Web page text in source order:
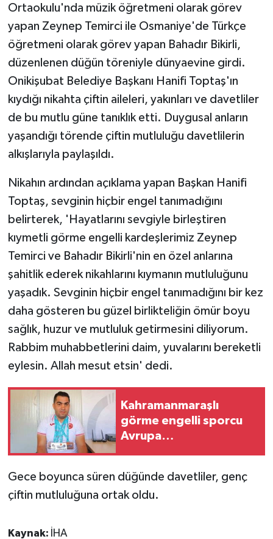
Ortaokulu'nda müzik öğretmeni olarak görev
yapan Zeynep Temirci ile Osmaniye'de Türkçe
öğretmeni olarak görev yapan Bahadır Bikirli,
düzenlenen düğün töreniyle dünyaevine girdi.
Onikişubat Belediye Başkanı Hanifi Toptaş'ın
kıydığı nikahta çiftin aileleri, yakınları ve davetliler
de bu mutlu güne tanıklık etti. Duygusal anların
yaşandığı törende çiftin mutluluğu davetlilerin
alkışlarıyla paylaşıldı.
Nikahın ardından açıklama yapan Başkan Hanifi
Toptaş, sevginin hiçbir engel tanımadığını
belirterek, 'Hayatlarını sevgiyle birleştiren
kıymetli görme engelli kardeşlerimiz Zeynep
Temirci ve Bahadır Bikirli'nin en özel anlarına
şahitlik ederek nikahlarını kıymanın mutluluğunu
yaşadık. Sevginin hiçbir engel tanımadığını bir kez
daha gösteren bu güzel birlikteliğin ömür boyu
sağlık, huzur ve mutluluk getirmesini diliyorum.
Rabbim muhabbetlerini daim, yuvalarını bereketli
eylesin. Allah mesut etsin' dedi.
Kahramanmaraşlı
görme engelli sporcu
Avrupa
Gece boyunca süren düğünde davetliler, genç
çiftin mutluluğuna ortak oldu.
Kaynak: İHA
İş Dünyası
Jandarma
Kadın
KÜLTÜR SANAT
MAGAZİN
Otomobil
Sağlık
SİYASET
SPOR HABERLERİ
TEKNOLOJİ
Turizm
ÜLKE GÜNDEMİ
YAŞAM
Yerel Haberler